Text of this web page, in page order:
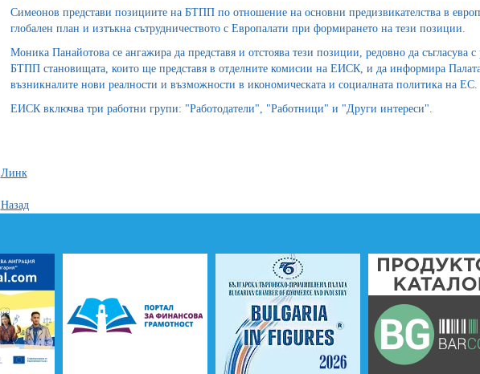
Симеонов представи позициите на БТПП по отношение на основни предизвикателства в
глобален план и изтъкна сътрудничеството с Европалати при формирането на тези позиции.
Моника Панайотова се ангажира да представя и отстоява тези позиции, редовно да съгласува с
БТПП становищата, които ще представя в отделните комисии на ЕИСК, и да информира
възникналите нови реалности и възможности в икономическата и социалната политика на ЕС.
ЕИСК включва три работни групи: "Работодатели", "Работници" и "Други интереси".
Линк
Назад